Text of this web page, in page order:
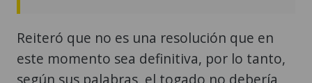
este momento sea definitiva, por lo tanto,
según sus palabras, el togado no debería
estar preguntándole al TSE cómo se
encuentra esa situación.